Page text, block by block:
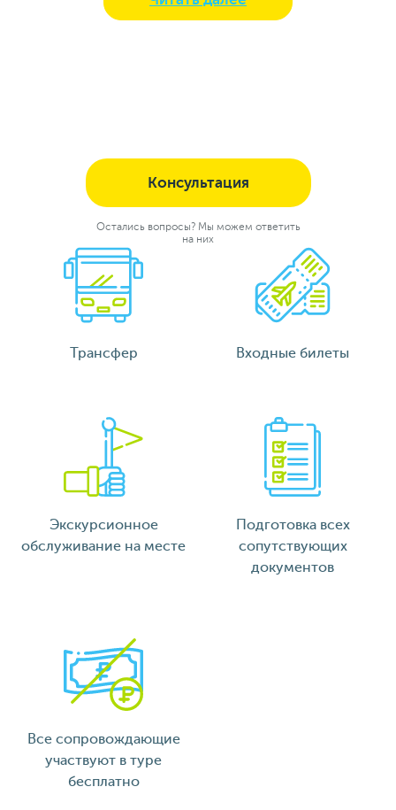
Консультация
Остались вопросы? Мы можем ответить
на них
Трансфер Входные билеты
Экскурсионное
обслуживание на месте
Подготовка всех
сопутствующих
документов
Все сопровождающие
участвуют в туре
бесплатно